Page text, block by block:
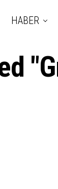
HABER